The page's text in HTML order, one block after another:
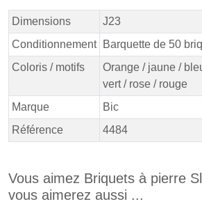
Dimensions
J23
Conditionnement
Barquette de 50
Coloris / motifs
Orange / jaune /
vert / rose / rouge
Marque
Bic
Référence
4484
Vous aimez Briquets à pierre
vous aimerez aussi ...